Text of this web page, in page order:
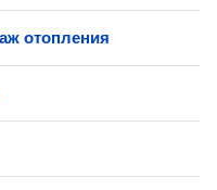
отопления